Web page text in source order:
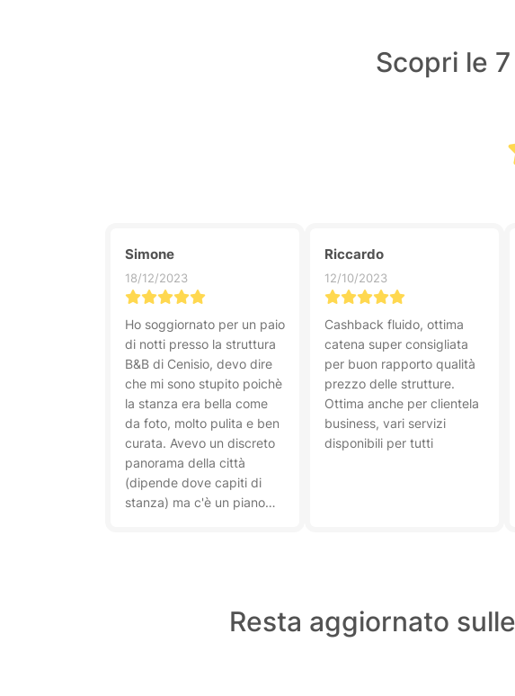
Scopri le
Simone
18/12/2023
Ho soggiornato per un paio
di notti presso la struttura
B&B di Cenisio, devo dire
che mi sono stupito poichè
la stanza era bella come
da foto, molto pulita e ben
curata. Avevo un discreto
panorama della città
(dipende dove capiti di
stanza) ma c'è un piano
Riccardo
12/10/2023
Cashback fluido, ottima
catena super consigliata
per buon rapporto qualità
prezzo delle strutture.
Ottima anche per clientela
business, vari servizi
disponibili per tutti
Resta aggiornato